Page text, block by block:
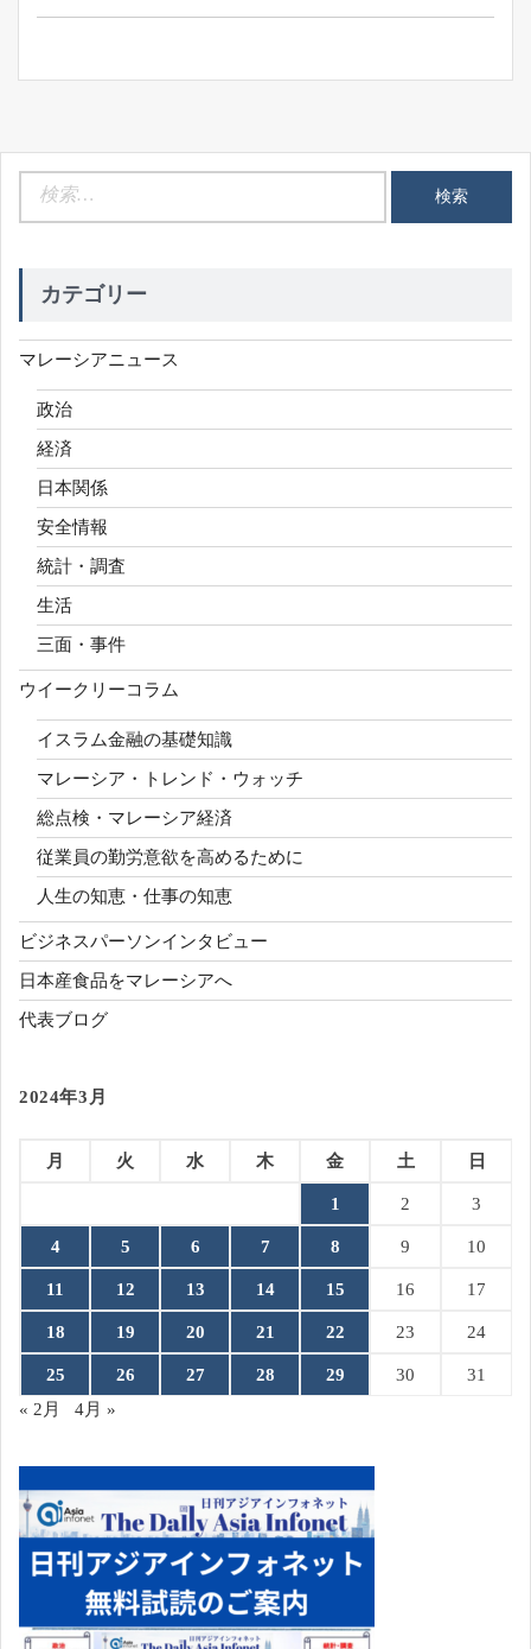
ン
カテゴリー
マレーシアニュース
政治
経済
日本関係
安全情報
統計・調査
生活
三面・事件
ウイークリーコラム
イスラム金融の基礎知識
マレーシア・トレンド・ウォッチ
総点検・マレーシア経済
従業員の勤労意欲を高めるために
人生の知恵・仕事の知恵
ビジネスパーソンインタビュー
日本産食品をマレーシアへ
代表ブログ
2024年3月
月 火 水 木 金 土 日
1 2 3
4 5 6 7 8 9 10
11 12 13 14 15 16 17
18 19 20 21 22 23 24
25 26 27 28 29 30
31
« 2月
4月 »